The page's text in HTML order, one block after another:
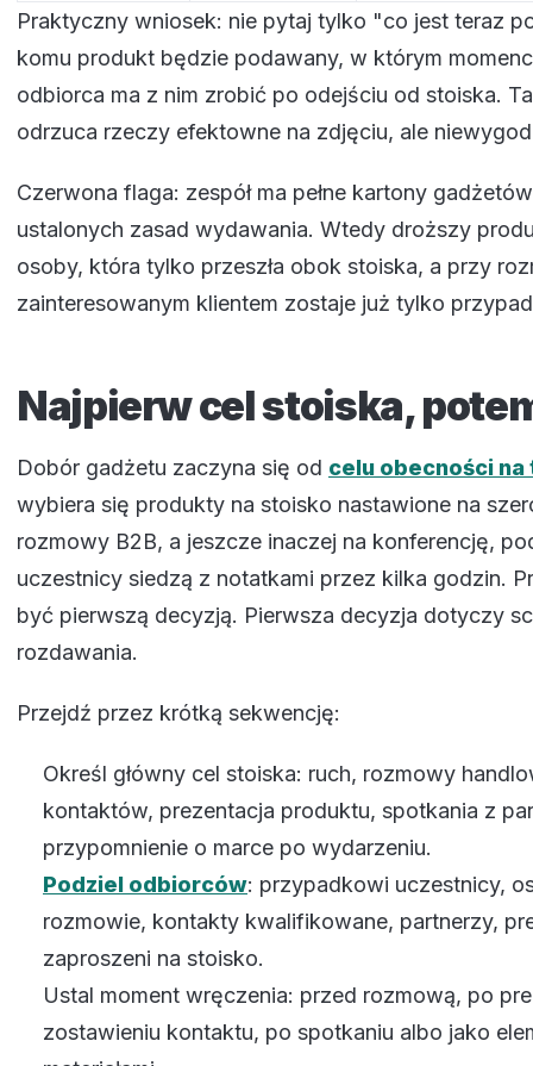
Praktyczny wniosek: nie pytaj tylko "co jest teraz
komu produkt będzie podawany, w którym
odbiorca ma z nim zrobić po odejściu od stoiska.
odrzuca rzeczy efektowne na zdjęciu, ale
Czerwona flaga: zespół ma pełne kartony
ustalonych zasad wydawania. Wtedy droższy
osoby, która tylko przeszła obok stoiska, a przy
zainteresowanym klientem zostaje już tylko
Najpierw cel stoiska,
Dobór gadżetu zaczyna się od celu obecności na
wybiera się produkty na stoisko nastawione na
rozmowy B2B, a jeszcze inaczej na konferencję,
uczestnicy siedzą z notatkami przez kilka godzin.
być pierwszą decyzją. Pierwsza decyzja dotyczy
rozdawania.
Przejdź przez krótką sekwencję:
Określ główny cel stoiska: ruch, rozmowy
kontaktów, prezentacja produktu, spotkania z
przypomnienie o marce po wydarzeniu.
Podziel odbiorców: przypadkowi uczestnicy,
rozmowie, kontakty kwalifikowane, partnerzy,
zaproszeni na stoisko.
Ustal moment wręczenia: przed rozmową, po
zostawieniu kontaktu, po spotkaniu albo jako